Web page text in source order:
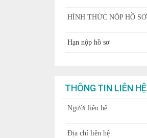
HÌNH THỨC NỘP HỒ SƠ
Hạn nộp hồ sơ
THÔNG TIN LIÊN HỆ
Người liên hệ
Địa chỉ liên hệ